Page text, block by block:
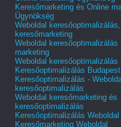
Keresőmarketing és Online
Ügynökség
Weboldal keresőoptimalizálás,
keresőmarketing
Weboldal keresőoptimalizálás
marketing
Weboldal keresőoptimalizálás
Keresőoptimalizálás Budapest
Keresőoptimalizálás -
keresőoptimalizálás
Weboldal keresőmarketing és
keresőoptimalizálás
Keresőoptimalizálás Weboldal
Keresőmarketing Weboldal